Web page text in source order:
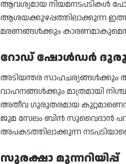
ആവശ്യമായ നിയമനടപടികൾ
ആശയക്കുഴപ്പത്തിലാക്കുന്ന
മരണങ്ങൾക്കും
റോഡ് ഷോൾഡർ
അടിയന്തര
വാഹനങ്ങൾക്കും മാത്രമായി
അതീവ ഗുരുതരമായ
ജുമ സേലം ബിൻ സുവൈദാൻ
അപകടത്തിലാക്കുന്ന
സുരക്ഷാ മുന്നറിയിപ്പ്